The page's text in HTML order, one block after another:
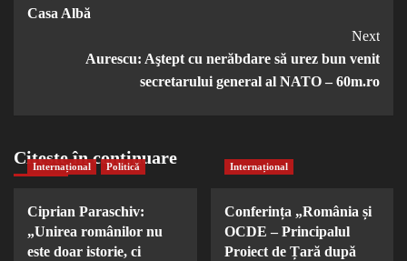
Casa Albă
Next
Aurescu: Aştept cu nerăbdare să urez bun venit
secretarului general al NATO – 60m.ro
Citește în continuare
Internațional Politică
Ciprian Paraschiv:
„Unirea românilor nu
este doar istorie, ci
Internațional
Conferința „România și
OCDE – Principalul
Proiect de Țară după